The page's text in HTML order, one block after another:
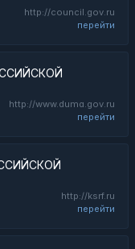
http://council.gov.ru
перейти
http://www.duma.gov.ru
перейти
http://ksrf.ru
перейти